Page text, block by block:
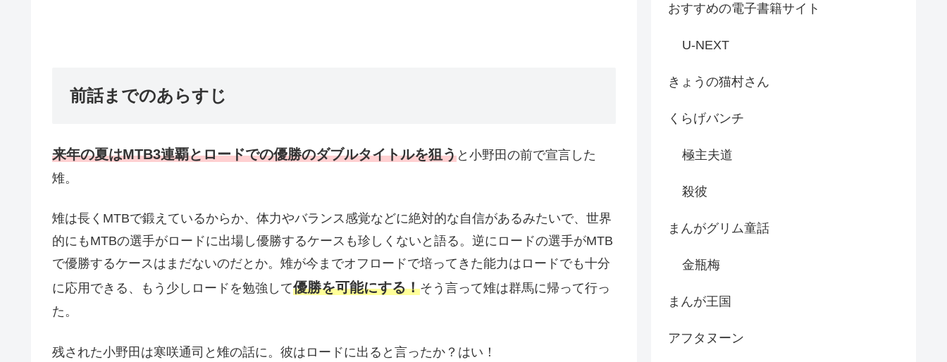
前話までのあらすじ
来年の夏はMTB3連覇とロードでの優勝のダブルタイトルを狙うと小野田の前で宣言した
雉。
雉は長くMTBで鍛えているからか、体力やバランス感覚などに絶対的な自信があるみたいで、世界
的にもMTBの選手がロードに出場し優勝するケースも珍しくないと語る。逆にロードの選手がMTB
で優勝するケースはまだないのだとか。雉が今までオフロードで培ってきた能力はロードでも十分
に応用できる、もう少しロードを勉強して優勝を可能にする！そう言って雉は群馬に帰って行っ
た。
残された小野田は寒咲通司と雉の話に。彼はロードに出ると言ったか？はい！
おすすめの電子書籍サイト
U-NEXT
きょうの猫村さん
くらげバンチ
極主夫道
殺彼
まんがグリム童話
金瓶梅
まんが王国
アフタヌーン